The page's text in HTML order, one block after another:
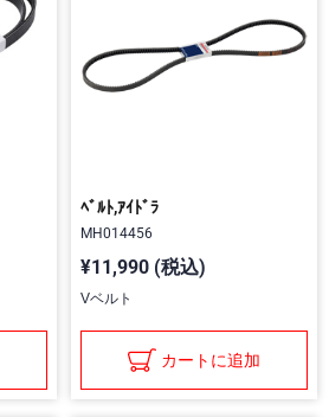
ﾍﾞﾙﾄ,ｱｲﾄﾞﾗ
MH014456
¥11,990 (税込)
Vベルト
カートに追加